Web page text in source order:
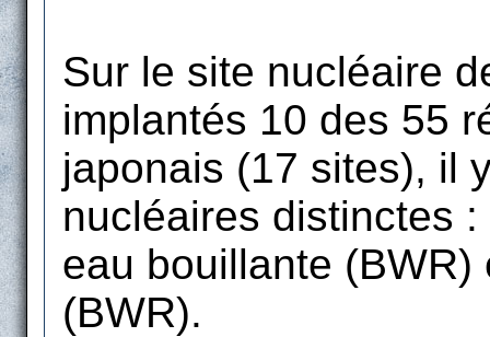
Sur le site nucléaire
implantés 10 des 55
japonais (17 sites), il
nucléaires distinctes
eau bouillante
(BWR).